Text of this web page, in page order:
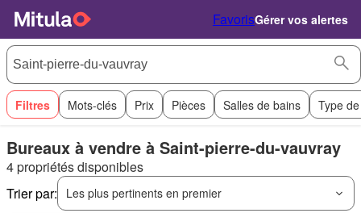
FavorisGérer vos alertes
Filtres Mots-clés Prix Pièces Salles de bains Type
Bureaux à vendre à Saint-pierre-du-vauvray
4 propriétés disponibles
Trier par:
Les plus pertinents en premier